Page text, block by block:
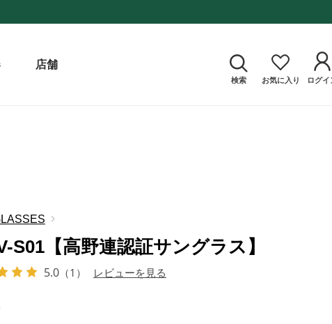
店舗
検索 お気に入り ログイ
S01【高野連認証サングラス】
5.0 （1） レビューを見る